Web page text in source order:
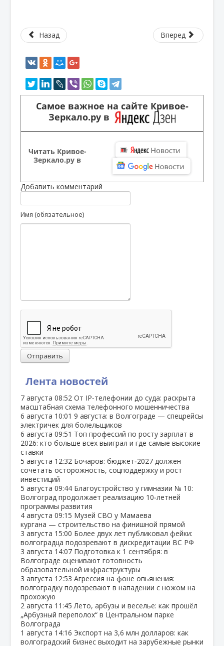
Лента новостей
7 августа 08:52 От IP‑телефонии до суда: раскрыта
масштабная схема телефонного мошенничества
6 августа 10:01 9 августа: в Волгограде — спецрейсы
электричек для болельщиков
6 августа 09:51 Топ профессий по росту зарплат в
2026: кто больше всех выиграл и где самые высокие
ставки
5 августа 12:32 Бочаров: бюджет‑2027 должен
сочетать осторожность, соцподдержку и рост
инвестиций
5 августа 09:44 Благоустройство у гимназии № 10:
Волгоград продолжает реализацию 10‑летней
программы развития
4 августа 09:15 Музей СВО у Мамаева
кургана — строительство на финишной прямой
3 августа 15:00 Более двух лет публиковал фейки:
волгоградца подозревают в дискредитации ВС РФ
3 августа 14:07 Подготовка к 1 сентября: в
Волгограде оценивают готовность
образовательной инфраструктуры
3 августа 12:53 Агрессия на фоне опьянения:
волгоградку подозревают в нападении с ножом на
прохожую
2 августа 11:45 Лето, арбузы и веселье: как прошёл
„Арбузный переполох“ в Центральном парке
Волгограда
1 августа 14:16 Экспорт на 3,6 млн долларов: как
волгоградский бизнес выходит на зарубежные рынки
Назад Вперед
Самое важное на сайте Кривое-
Зеркало.ру в
Читать Кривое-
Зеркало.ру в
Добавить комментарий
Имя (обязательное)
Отправить